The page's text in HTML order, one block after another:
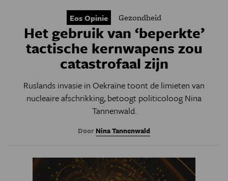
Eos Opinie Gezondheid
Het gebruik van ‘beperkte’
tactische kernwapens zou
catastrofaal zijn
Ruslands invasie in Oekraïne toont de limieten van
nucleaire afschrikking, betoogt politicoloogNina
Tannenwald.
Door Nina Tannenwald